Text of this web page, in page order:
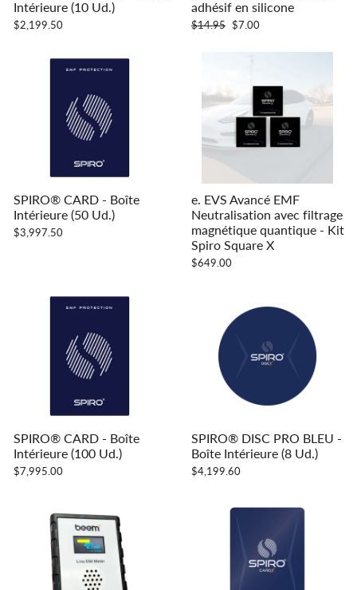
Intérieure (10 Ud.)
$2,199.50
adhésif en silicone
Prix
$14.95 Prix
$7.00
SPIRO® CARD - Boîte
Intérieure (50 Ud.)
$3,997.50
e. EVS Avancé EMF
Neutralisation avec filtrage
magnétique quantique - Kit
Spiro Square X
$649.00
SPIRO® CARD - Boîte
Intérieure (100 Ud.)
$7,995.00
SPIRO® DISC PRO BLEU -
Boîte Intérieure (8 Ud.)
$4,199.60